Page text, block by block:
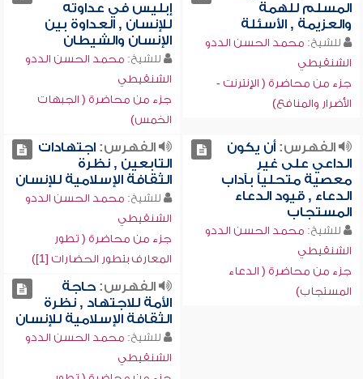
المسلم للهمة
والعزيمة , الأسئلة
للشيخ: محمد الحسن الددو
الشنقيطي
جزء من محاضرة ( الإنترنت -
الأضرار والمنافع)
إبليس في عداوته
للإنسان , العداوة بين
الإنسان والشيطان
للشيخ: محمد الحسن الددو
الشنقيطي
جزء من محاضرة ( الجبهات
الخمس)
الفهرس:أن يكون
الداعي على غير
معصية متحلياً بآداب
الدعاء , قيود الدعاء
المستجاب
للشيخ: محمد الحسن الددو
الشنقيطي
جزء من محاضرة ( الدعاء
المستجاب)
الفهرس:اجتهادات
التابعين , نظرة
الثقافة الإسلامية للإنسان
للشيخ: محمد الحسن الددو
الشنقيطي
جزء من محاضرة ( تطور
المعارف بتطور الحضارات [1])
الفهرس:حاجة
الأمة للاجتهاد , نظرة
الثقافة الإسلامية للإنسان
للشيخ: محمد الحسن الددو
الشنقيطي